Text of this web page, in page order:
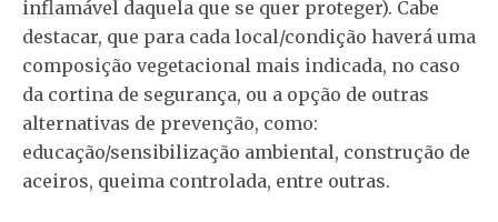
inflamável daquela que se quer proteger). Cabe
destacar, que para cada local/condição haverá uma
composição vegetacional mais indicada, no caso
da cortina de segurança, ou a opção de outras
alternativas de prevenção, como:
educação/sensibilização ambiental, construção de
aceiros, queima controlada, entre outras.